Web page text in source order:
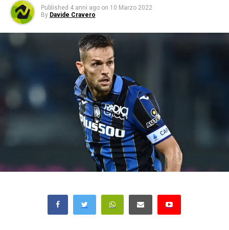
Published 4 anni ago on 10 Marzo 2022
By Davide Cravero